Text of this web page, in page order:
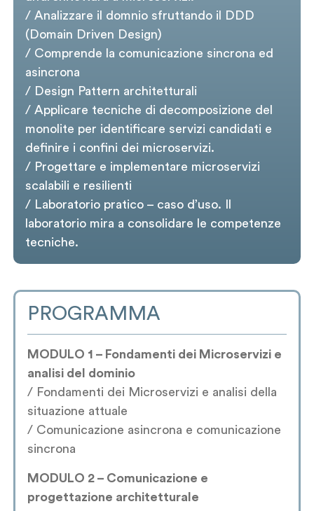
/ Analizzare il domnio sfruttando il DDD
(Domain Driven Design)
/ Comprende la comunicazione sincrona ed
asincrona
/ Design Pattern architetturali
/ Applicare tecniche di decomposizione del
monolite per identificare servizi candidati e
definire i confini dei microservizi.
/ Progettare e implementare microservizi
scalabili e resilienti
/ Laboratorio pratico – caso d’uso. Il
laboratorio mira a consolidare le competenze
tecniche.
PROGRAMMA
MODULO 1 – Fondamenti dei Microservizi e
analisi del dominio
/ Fondamenti dei Microservizi e analisi della
situazione attuale
/ Comunicazione asincrona e comunicazione
sincrona
MODULO 2 – Comunicazione e
progettazione architetturale